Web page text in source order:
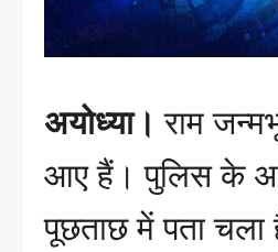
अयोध्या। राम
आए हैं। पुलिस के
पूछताछ में पता चला